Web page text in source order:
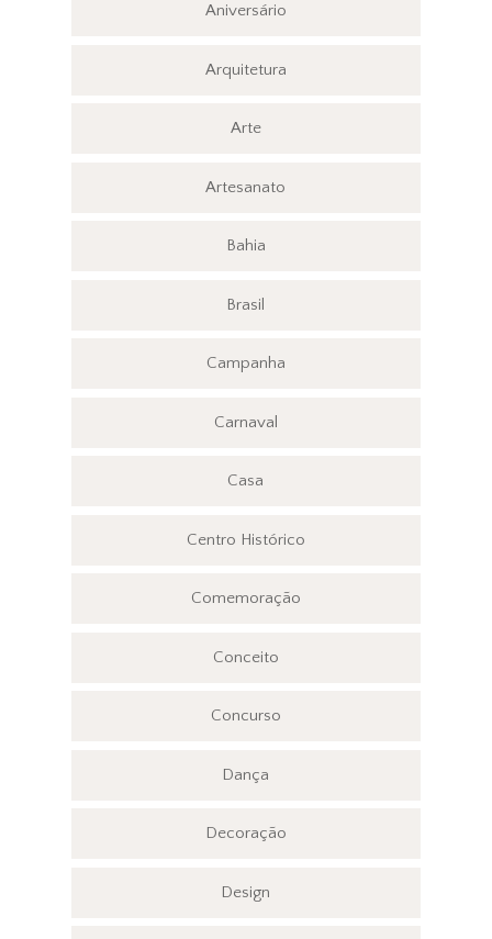
Aniversário
Arquitetura
Arte
Artesanato
Bahia
Brasil
Campanha
Carnaval
Casa
Centro Histórico
Comemoração
Conceito
Concurso
Dança
Decoração
Design